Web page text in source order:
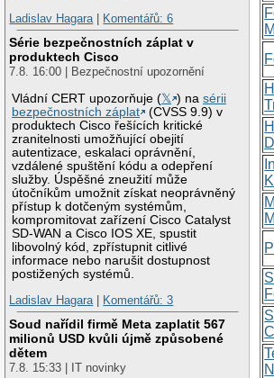
Ladislav Hagara| Komentářů: 6
Série bezpečnostních záplat v
produktech Cisco
7.8. 16:00 | Bezpečnostní upozornění
Vládní CERT upozorňuje (𝕏 ) nasérii
bezpečnostních záplat
(CVSS 9.9) v
produktech Cisco řešících kritické
zranitelnosti umožňující obejití
autentizace, eskalaci oprávnění,
vzdálené spuštění kódu a odepření
služby. Úspěšné zneužití může
útočníkům umožnit získat neoprávněný
přístup k dotčeným systémům,
kompromitovat zařízení Cisco Catalyst
SD-WAN a Cisco IOS XE, spustit
libovolný kód, zpřístupnit citlivé
informace nebo narušit dostupnost
postižených systémů.
Ladislav Hagara| Komentářů: 3
Soud nařídil firmě Meta zaplatit 567
milionů USD kvůli újmě způsobené
dětem
7.8. 15:33 | IT novinky